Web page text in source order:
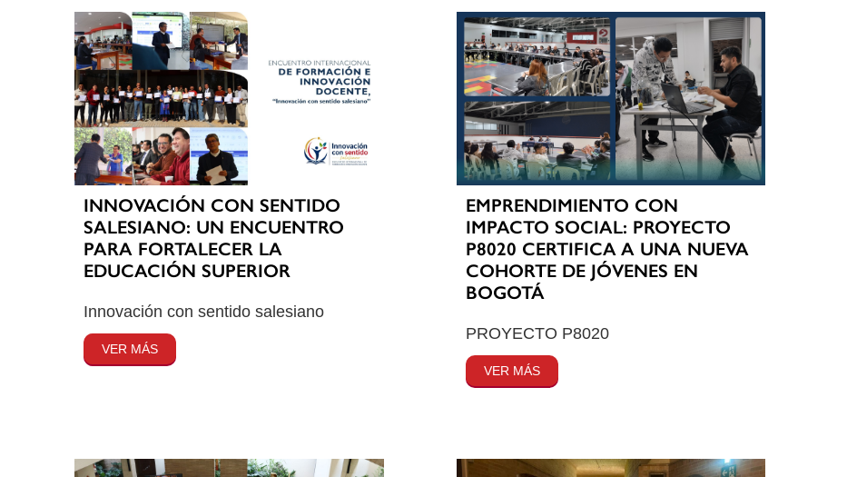
INNOVACIÓN CON SENTIDO
SALESIANO: UN ENCUENTRO
PARA FORTALECER LA
EDUCACIÓN SUPERIOR
Innovación con sentido salesiano
VER MÁS
EMPRENDIMIENTO CON
IMPACTO SOCIAL: PROYECTO
P8020 CERTIFICA A UNA NUEVA
COHORTE DE JÓVENES EN
BOGOTÁ
PROYECTO P8020
VER MÁS